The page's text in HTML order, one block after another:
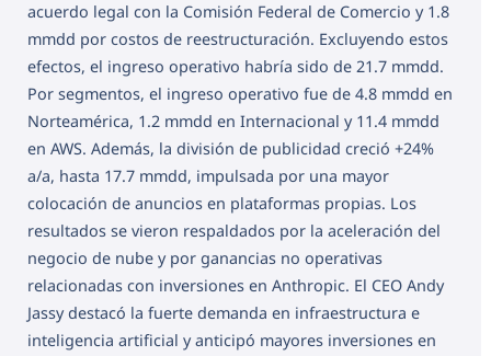
acuerdo legal con la Comisión Federal de Comercio y 1.8
mmdd por costos de reestructuración. Excluyendo estos
efectos, el ingreso operativo habría sido de 21.7 mmdd.
Por segmentos, el ingreso operativo fue de 4.8 mmdd en
Norteamérica, 1.2 mmdd en Internacional y 11.4 mmdd
en AWS. Además, la división de publicidad creció +24%
a/a, hasta 17.7 mmdd, impulsada por una mayor
colocación de anuncios en plataformas propias. Los
resultados se vieron respaldados por la aceleración del
negocio de nube y por ganancias no operativas
relacionadas con inversiones en Anthropic. El CEO Andy
Jassy destacó la fuerte demanda en infraestructura e
inteligencia artificial y anticipó mayores inversiones en